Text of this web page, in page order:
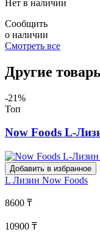
Нет в наличии
Сообщить
о наличии
Смотреть все
Другие
-21%
Топ
Now Foods L-
Добавить в избранное
L Лизин Now Foods
8600 ₸
10900 ₸